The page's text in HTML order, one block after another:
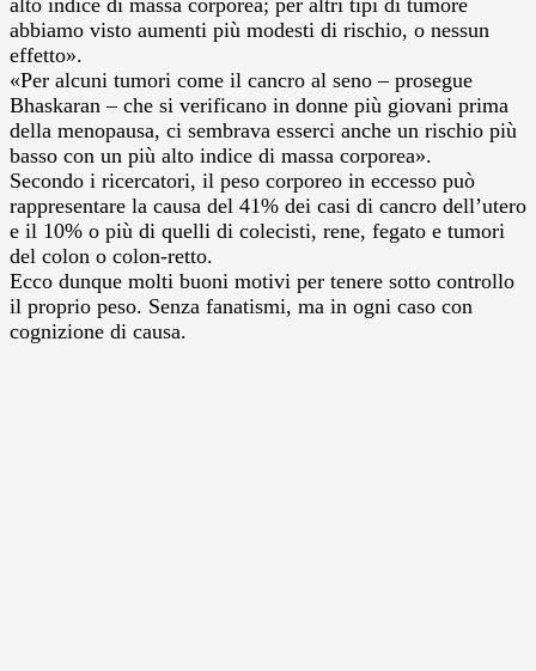
abbiamo visto aumenti più modesti di rischio, o nessun
effetto».
«Per alcuni tumori come il cancro al seno – prosegue
Bhaskaran – che si verificano in donne più giovani prima
della menopausa, ci sembrava esserci anche un rischio più
basso con un più alto indice di massa corporea».
Secondo i ricercatori, il peso corporeo in eccesso può
rappresentare la causa del 41% dei casi di cancro dell’utero
e il 10% o più di quelli di colecisti, rene, fegato e tumori
del colon o colon-retto.
Ecco dunque molti buoni motivi per tenere sotto controllo
il proprio peso. Senza fanatismi, ma in ogni caso con
cognizione di causa.